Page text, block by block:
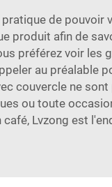
de
produit afin de
préférez voir
au préalable
couvercle ne
ou toute
Lvzong est